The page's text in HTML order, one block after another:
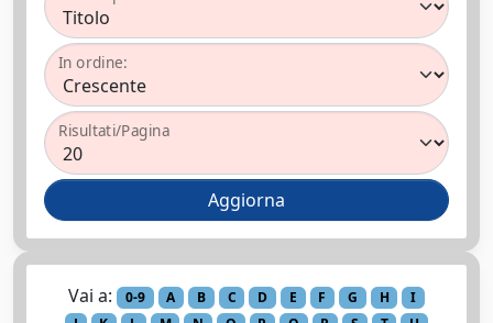
In ordine:
Risultati/Pagina
Vai a: 0-9 A B C D E F G H
I